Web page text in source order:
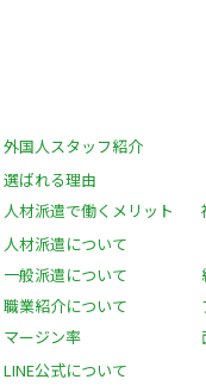
外国人スタッフ紹介
選ばれる理由
人材派遣で働くメリット
人材派遣について
一般派遣について
職業紹介について
マージン率
LINE公式について